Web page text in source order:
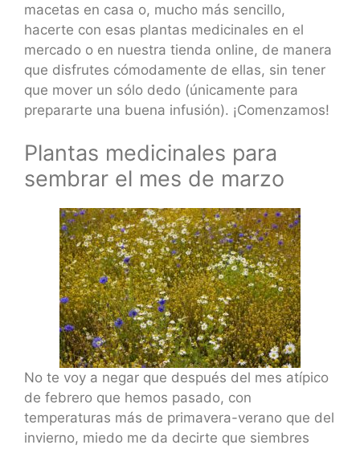
macetas en casa o, mucho más sencillo,
hacerte con esas plantas medicinales en el
mercado o en nuestra tienda online, de manera
que disfrutes cómodamente de ellas, sin tener
que mover un sólo dedo (únicamente para
prepararte una buena infusión). ¡Comenzamos!
Plantas medicinales para
sembrar el mes de marzo
No te voy a negar que después del mes atípico
de febrero que hemos pasado, con
temperaturas más de primavera-verano que del
invierno, miedo me da decirte que siembres